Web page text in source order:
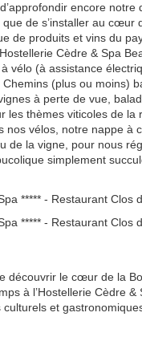
encore notre
de s’installer au cœur
de produits et vins du
Cèdre & Spa
vélo (à assistance
(plus ou moins)
à perte de vue,
les thèmes viticoles de la
nos vélos, notre nappe à
de la vigne, pour nous
simplement
découvrir le cœur de la
à l’Hostellerie Cèdre &
et